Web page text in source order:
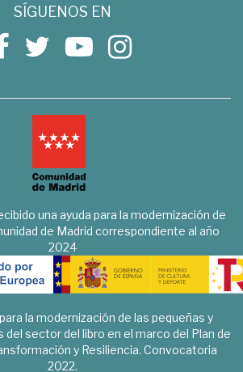
SÍGUENOS EN
una ayuda para la modernización de
de Madrid correspondiente al año
2024
la modernización de las pequeñas y
del sector del libro en el marco del Plan de
y Resiliencia. Convocatoria
2022.